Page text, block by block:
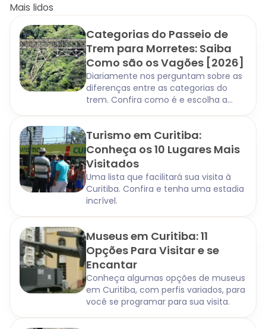
Mais lidos
Categorias do Passeio de
Trem para Morretes: Saiba
Como são os Vagões [2026]
Diariamente nos perguntam sobre as
diferenças entre as categorias do
trem. Confira como é e escolha a
Turismo em Curitiba:
Conheça os 10 Lugares Mais
Visitados
Uma lista que facilitará sua visita à
Curitiba. Confira e tenha uma estadia
incrível.
Museus em Curitiba: 11
Opções Para Visitar e se
Encantar
Conheça algumas opções de museus
em Curitiba, com perfis variados, para
você se programar para sua visita.